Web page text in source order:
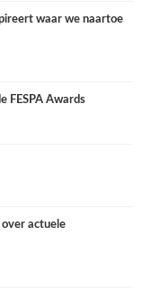
waar we naartoe
FESPA Awards
over actuele